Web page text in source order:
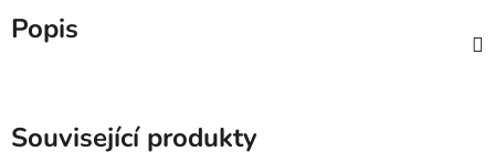
Popis
Související produkty